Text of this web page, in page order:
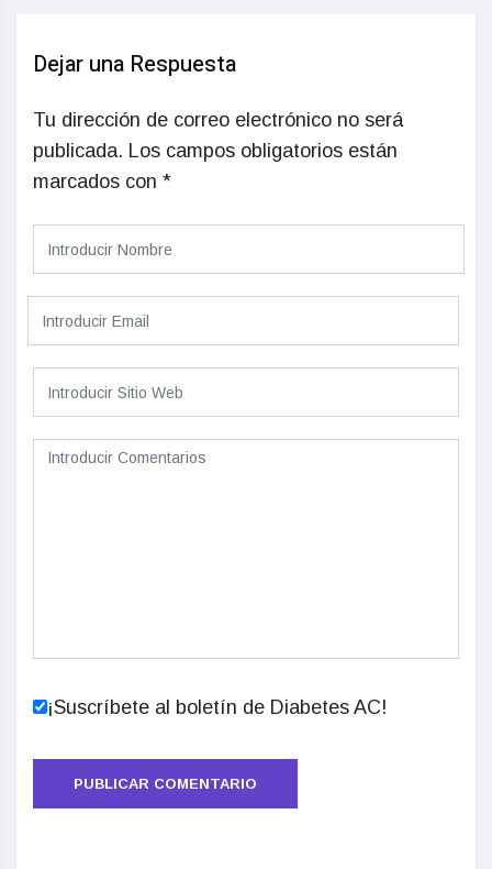
Dejar una Respuesta
Tu dirección de correo electrónico no será
publicada. Los campos obligatorios están
marcados con *
¡Suscríbete al boletín de Diabetes AC!